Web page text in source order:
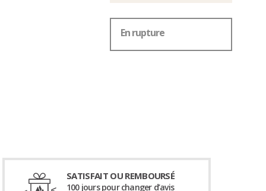
En rupture
SATISFAIT OU REMBOURSÉ
100 jours pour changer d’avis